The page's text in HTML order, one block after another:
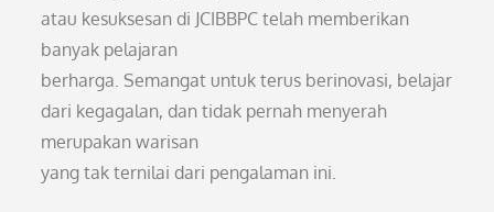
atau kesuksesan di JCIBBPC telah memberikan
banyak pelajaran
berharga. Semangat untuk terus berinovasi, belajar
dari kegagalan, dan tidak pernah menyerah
merupakan warisan
yang tak ternilai dari pengalaman ini.